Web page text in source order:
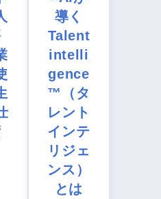
導く
Talent
intelli
gence
™（タ
レント
インテ
リジェ
ンス）
とは